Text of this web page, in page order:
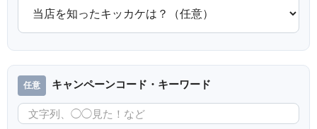
キャンペーンコード・キーワード